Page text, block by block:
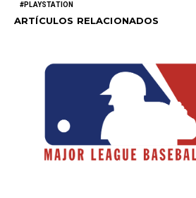
PLAYSTATION
ARTÍCULOS RELACIONADOS